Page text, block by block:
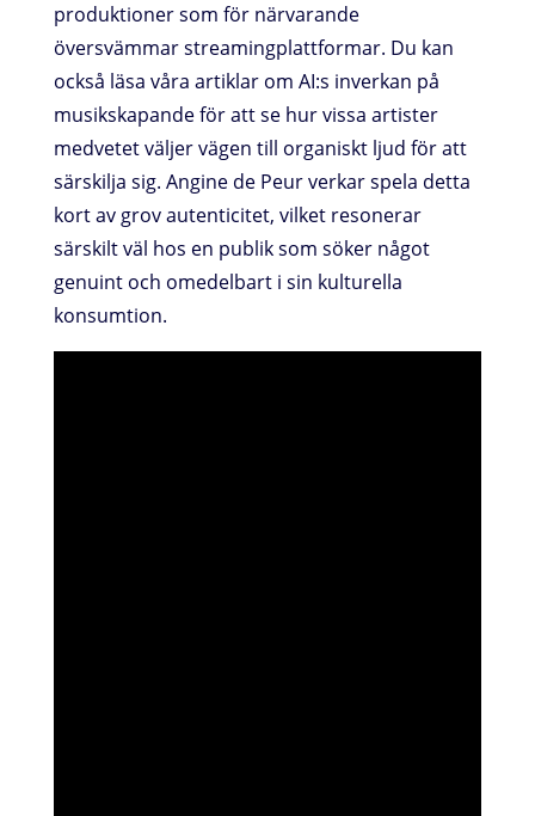
produktioner som för närvarande
översvämmar streamingplattformar. Du kan
också läsa våra artiklar om AI:s inverkan på
musikskapande för att se hur vissa artister
medvetet väljer vägen till organiskt ljud för att
särskilja sig. Angine de Peur verkar spela detta
kort av grov autenticitet, vilket resonerar
särskilt väl hos en publik som söker något
genuint och omedelbart i sin kulturella
konsumtion.